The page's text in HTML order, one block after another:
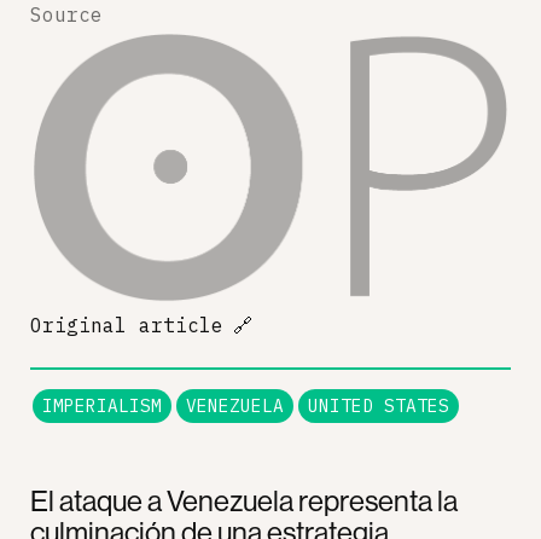
El ataque a Venezuela representa la
culminación de una estrategia
Source
Original article 🔗
IMPERIALISM VENEZUELA UNITED STATES